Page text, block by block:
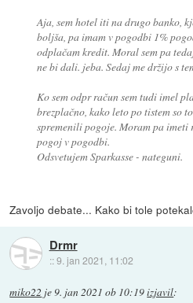
Aja, sem hotel iti na drugo banko,
boljša, pa imam v pogodbi 1%
odplačam kredit. Moral sem pa
ne bi dali. jeba. Sedaj me držijo s
Ko sem odpr račun sem tudi imel
brezplačno, kako leto po tistem so
spremenili pogoje. Moram pa imeti
pogoj v pogodbi.
Odsvetujem Sparkasse - nateguni.
Zavoljo debate... Kako bi tole
Drmr
::9. jan 2021, 11:02
miko22 je9. jan 2021 ob 10:19izjavil: